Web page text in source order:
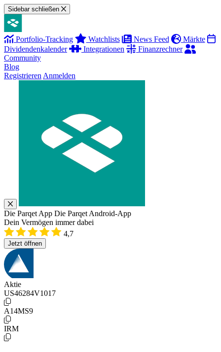
Sidebar schließen
Portfolio-Tracking Watchlists News Feed
Märkte
Dividendenkalender
Integrationen
Finanzrechner
Community
Blog
Registrieren Anmelden
Die Parqet App Die Parqet Android-App
Dein Vermögen immer dabei
4,7
Jetzt öffnen
Aktie
US46284V1017
A14MS9
IRM